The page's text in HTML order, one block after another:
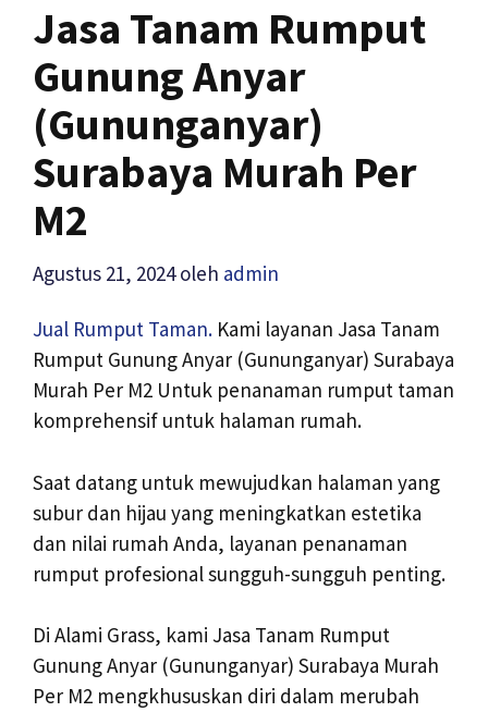
Jasa Tanam Rumput
Gunung Anyar
(Gununganyar)
Surabaya Murah Per
M2
Agustus 21, 2024 oleh admin
Jual Rumput Taman. Kami layanan Jasa Tanam
Rumput Gunung Anyar (Gununganyar) Surabaya
Murah Per M2 Untuk penanaman rumput taman
komprehensif untuk halaman rumah.
Saat datang untuk mewujudkan halaman yang
subur dan hijau yang meningkatkan estetika
dan nilai rumah Anda, layanan penanaman
rumput profesional sungguh-sungguh penting.
Di Alami Grass, kami Jasa Tanam Rumput
Gunung Anyar (Gununganyar) Surabaya Murah
Per M2 mengkhususkan diri dalam merubah